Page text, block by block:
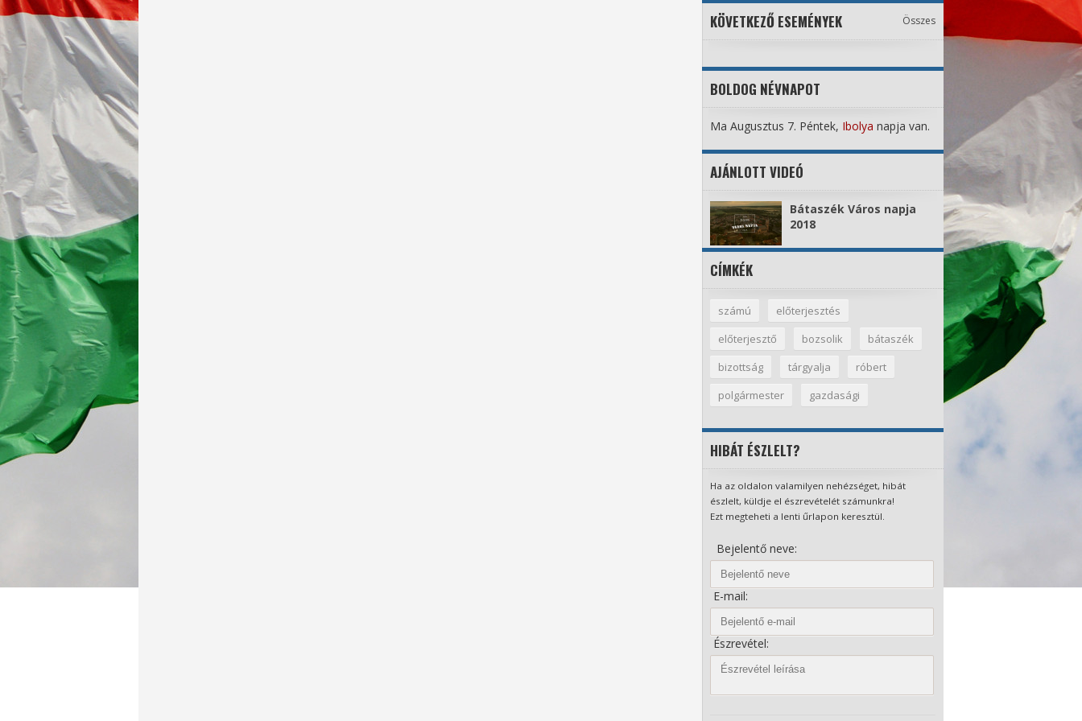
KÖVETKEZŐ ESEMÉNYEK Összes
BOLDOG NÉVNAPOT
Ma Augusztus 7. Péntek, Ibolya napja van.
AJÁNLOTT VIDEÓ
Bátaszék Város napja
2018
CÍMKÉK
számú
előterjesztés
előterjesztő
bozsolik
bátaszék
bizottság
tárgyalja
róbert
polgármester
gazdasági
HIBÁT ÉSZLELT?
Ha az oldalon valamilyen nehézséget, hibát
észlelt, küldje el észrevételét számunkra!
Ezt megteheti a lenti űrlapon keresztül.
Bejelentő neve:
E-mail:
Észrevétel: